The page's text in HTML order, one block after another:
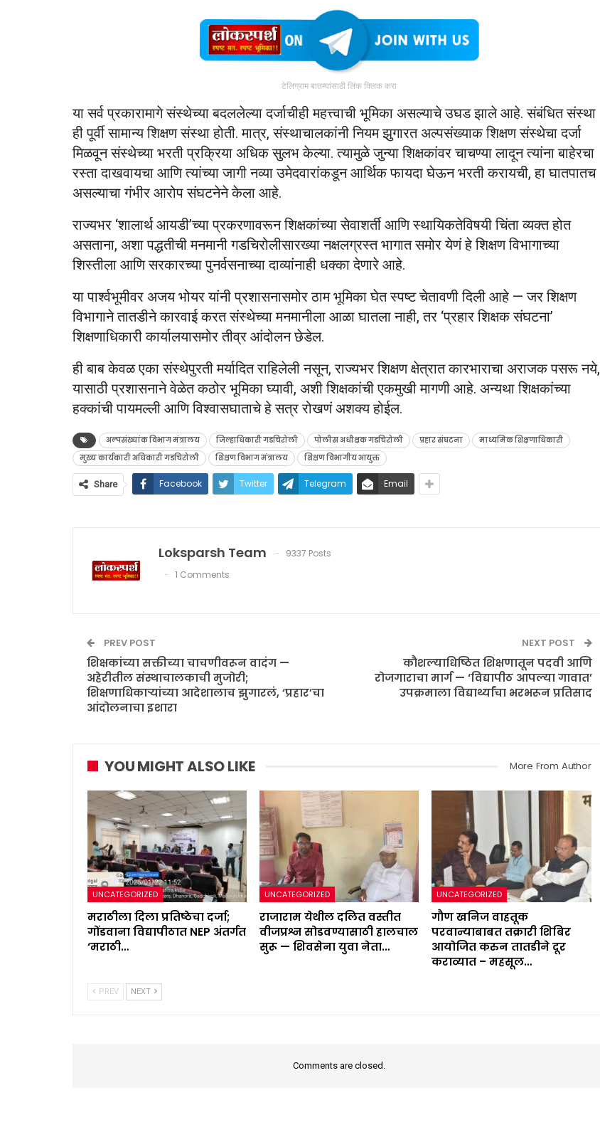
टेलिग्राम बातम्यांसाठी लिंक क्लिक करा
या सर्व प्रकारामागे संस्थेच्या बदललेल्या दर्जाचीही महत्त्वाची भूमिका असल्याचे उघड झाले आहे. संबंधित संस्था
ही पूर्वी सामान्य शिक्षण संस्था होती. मात्र, संस्थाचालकांनी नियम झुगारत अल्पसंख्याक शिक्षण संस्थेचा दर्जा
मिळवून संस्थेच्या भरती प्रक्रिया अधिक सुलभ केल्या. त्यामुळे जुन्या शिक्षकांवर चाचण्या लादून त्यांना बाहेरचा
रस्ता दाखवायचा आणि त्यांच्या जागी नव्या उमेदवारांकडून आर्थिक फायदा घेऊन भरती करायची, हा घातपातच
असल्याचा गंभीर आरोप संघटनेने केला आहे.
राज्यभर ‘शालार्थ आयडी’च्या प्रकरणावरून शिक्षकांच्या सेवाशर्ती आणि स्थायिकतेविषयी चिंता व्यक्त होत
असताना, अशा पद्धतीची मनमानी गडचिरोलीसारख्या नक्षलग्रस्त भागात समोर येणं हे शिक्षण विभागाच्या
शिस्तीला आणि सरकारच्या पुनर्वसनाच्या दाव्यांनाही धक्का देणारे आहे.
या पार्श्वभूमीवर अजय भोयर यांनी प्रशासनासमोर ठाम भूमिका घेत स्पष्ट चेतावणी दिली आहे — जर शिक्षण
विभागाने तातडीने कारवाई करत संस्थेच्या मनमानीला आळा घातला नाही, तर ‘प्रहार शिक्षक संघटना’
शिक्षणाधिकारी कार्यालयासमोर तीव्र आंदोलन छेडेल.
ही बाब केवळ एका संस्थेपुरती मर्यादित राहिलेली नसून, राज्यभर शिक्षण क्षेत्रात कारभाराचा अराजक पसरू नये,
यासाठी प्रशासनाने वेळेत कठोर भूमिका घ्यावी, अशी शिक्षकांची एकमुखी मागणी आहे. अन्यथा शिक्षकांच्या
हक्कांची पायमल्ली आणि विश्वासघाताचे हे सत्र रोखणं अशक्य होईल.
अल्पसंख्यांक विभाग मंत्रालय जिल्हाधिकारी गडचिरोली पोलीस अधीक्षक गडचिरोली प्रहार संघटना
माध्यमिक शिक्षणाधिकारी
मुख्य कार्यकारी अधिकारी गडचिरोली
शिक्षण विभाग मंत्रालय शिक्षण विभागीय आयुक्त
Share Facebook Twitter Telegram Email
Loksparsh Team
9337 Posts
1 Comments
PREV POST
शिक्षकांच्या सक्तीच्या चाचणीवरून वादंग —
अहेरीतील संस्थाचालकाची मुजोरी;
शिक्षणाधिकाऱ्यांच्या आदेशालाच झुगारलं, ‘प्रहार’चा
आंदोलनाचा इशारा
NEXT POST
कौशल्याधिष्ठित शिक्षणातून पदवी आणि
रोजगाराचा मार्ग — ‘विद्यापीठ आपल्या गावात’
उपक्रमाला विद्यार्थ्यांचा भरभरून प्रतिसाद
YOU MIGHT ALSO LIKE More From Author
UNCATEGORIZED
मराठीला दिला प्रतिष्ठेचा दर्जा;
गोंडवाना विद्यापीठात NEP अंतर्गत
‘मराठी…
UNCATEGORIZED
राजाराम येथील दलित वस्तीत
वीजप्रश्न सोडवण्यासाठी हालचाल
सुरू — शिवसेना युवा नेता…
UNCATEGORIZED
गौण खनिज वाहतूक
परवान्याबाबत तक्रारी शिबिर
आयोजित करुन तातडीने दूर
कराव्यात – महसूल…
PREV NEXT
Comments are closed.